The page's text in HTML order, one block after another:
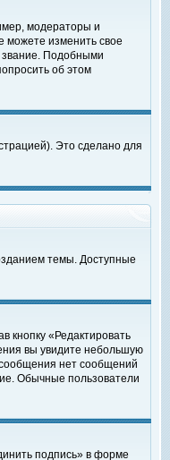
модераторы и
можете изменить свое
звание. Подобными
об этом
Это сделано для
темы. Доступные
кнопку «Редактировать
вы увидите небольшую
нет сообщений
Обычные пользователи
подпись» в форме